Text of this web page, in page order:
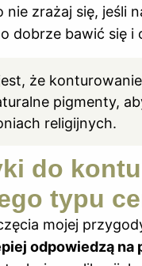
nie zrażaj się, jeśli
dobrze bawić się
że
pigmenty,
religijnych.
do
typu
mojej
odpowiedzą